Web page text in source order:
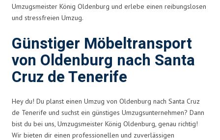
Umzugsmeister König Oldenburg und erlebe einen reibungslosen
und stressfreien Umzug.
Günstiger Möbeltransport
von Oldenburg nach Santa
Cruz de Tenerife
Hey du! Du planst einen Umzug von Oldenburg nach Santa Cruz
de Tenerife und suchst ein günstiges Umzugsunternehmen? Dann
bist du bei uns, Umzugsmeister König Oldenburg, genau richtig!
Wir bieten dir einen professionellen und zuverlässigen